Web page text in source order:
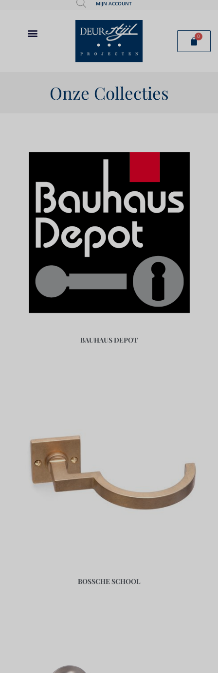
MIJN ACCOUNT
0
Onze Collecties
BAUHAUS DEPOT
BOSSCHE SCHOOL